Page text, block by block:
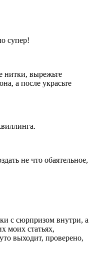
супер!
нитки, вырежьте
а после украсьте
не что обаятельное,
с сюрпризом внутри, а
моих статьях,
выходит, проверено,